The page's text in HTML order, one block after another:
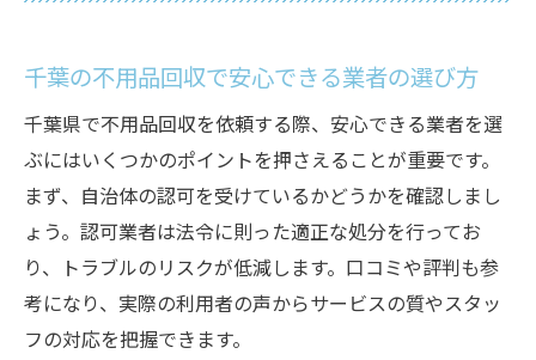
千葉の不用品回収で安心できる業者の選び方
千葉県で不用品回収を依頼する際、安心できる業者を選
ぶにはいくつかのポイントを押さえることが重要です。
まず、自治体の認可を受けているかどうかを確認しまし
ょう。認可業者は法令に則った適正な処分を行ってお
り、トラブルのリスクが低減します。口コミや評判も参
考になり、実際の利用者の声からサービスの質やスタッ
フの対応を把握できます。